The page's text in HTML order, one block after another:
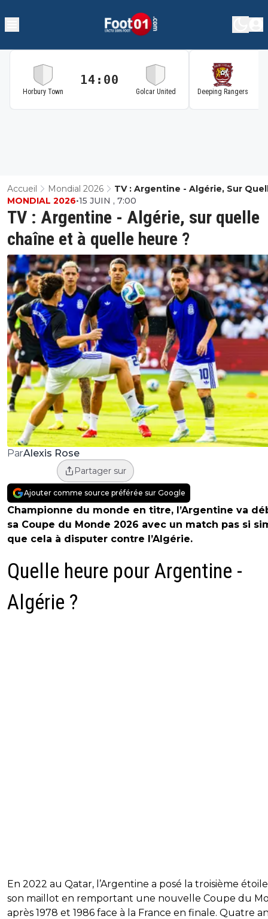
Horbury Town
14:00
Golcar United Deeping Rangers
Accueil Mondial 2026
TV : Argentine - Algérie, Sur
Chaîne Et À Quelle Heure ?
TV : Argentine - Algérie, sur quelle
chaîne et à quelle heure ?
MONDIAL 2026•15 JUIN , 7:00
ParAlexis Rose
Partager sur
Ajouter comme source préférée sur Google
Championne du monde en titre, l’Argentine va
sa Coupe du Monde 2026 avec un match pas si
que cela à disputer contre l’Algérie.
Quelle heure pour Argentine -
Algérie ?
En 2022 au Qatar, l’Argentine a posé la troisième
son maillot en remportant une nouvelle Coupe du
après 1978 et 1986 face à la France en finale. Quatre